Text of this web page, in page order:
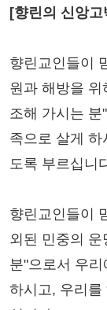
[향린의 신앙고
향린교인들이
원과 해방을
조해 가시는 분
족으로 살게
도록 부르십니
향린교인들이
외된 민중의
분"으로서 우
하시고, 우리를